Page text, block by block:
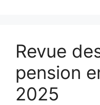
Revue
pension
2025